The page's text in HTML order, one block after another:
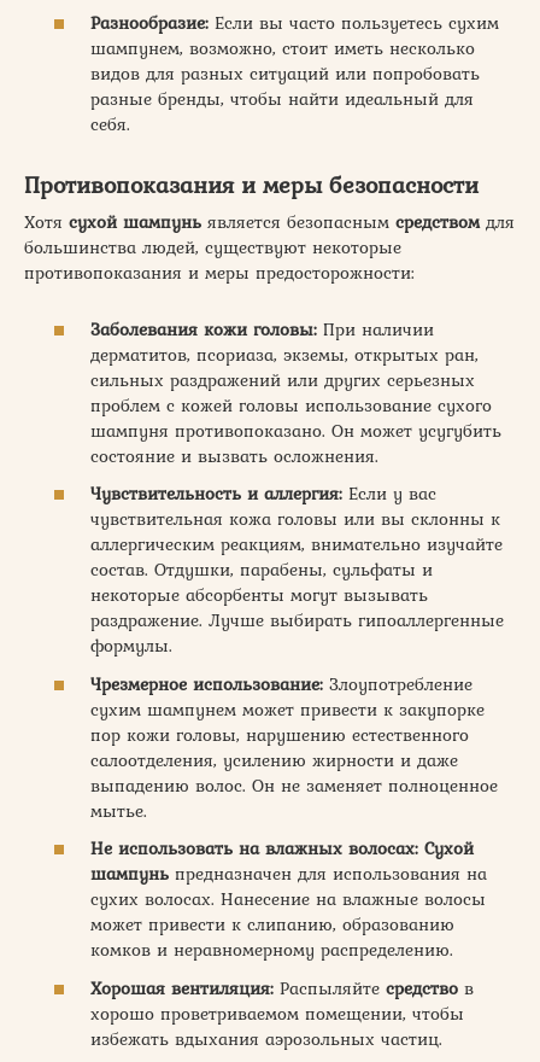
Разнообразие: Если вы часто пользуетесь сухим
шампунем, возможно, стоит иметь несколько
видов для разных ситуаций или попробовать
разные бренды, чтобы найти идеальный для
себя.
Противопоказания и меры безопасности
Хотя сухой шампунь является безопасным средствомдля
большинства людей, существуют некоторые
противопоказания и меры предосторожности:
Заболевания кожи головы: При наличии
дерматитов, псориаза, экземы, открытых ран,
сильных раздражений или других серьезных
проблем с кожей головы использование сухого
шампуня противопоказано. Он может усугубить
состояние и вызвать осложнения.
Чувствительность и аллергия: Если у вас
чувствительная кожа головы или вы склонны к
аллергическим реакциям, внимательно изучайте
состав. Отдушки, парабены, сульфаты и
некоторые абсорбенты могут вызывать
раздражение. Лучше выбирать гипоаллергенные
формулы.
Чрезмерное использование: Злоупотребление
сухим шампунем может привести к закупорке
пор кожи головы, нарушению естественного
салоотделения, усилению жирности и даже
выпадению волос. Он не заменяет полноценное
мытье.
Не использовать на влажных волосах: Сухой
шампунь предназначен для использования на
сухих волосах. Нанесение на влажные волосы
может привести к слипанию, образованию
комков и неравномерному распределению.
Хорошая вентиляция: Распыляйте средство в
хорошо проветриваемом помещении, чтобы
избежать вдыхания аэрозольных частиц.